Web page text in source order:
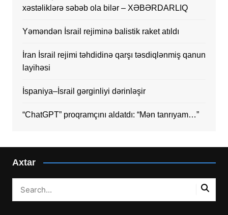
xəstəliklərə səbəb ola bilər – XƏBƏRDARLIQ
Yəməndən İsrail rejiminə balistik raket atıldı
İran İsrail rejimi təhdidinə qarşı təsdiqlənmiş qanun
layihəsi
İspaniya–İsrail gərginliyi dərinləşir
“ChatGPT” proqramçını aldatdı: “Mən tanrıyam…”
Axtar